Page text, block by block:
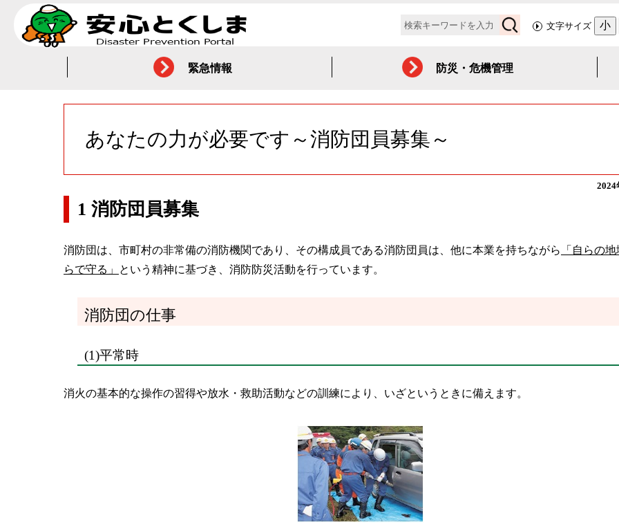
検
索
文字サイズ 小
緊急情報 防災・危機管理
あなたの力が必要です～消防団員募集～
2024
1 消防団員募集
消防団は、市町村の非常備の消防機関であり、その構成員である消防団員は、他に本業を持ちながら
「自らの
らで守る」
という精神に基づき、消防防災活動を行っています。
消防団の仕事
(1)平常時
消火の基本的な操作の習得や放水・救助活動などの訓練により、いざというときに備えます。